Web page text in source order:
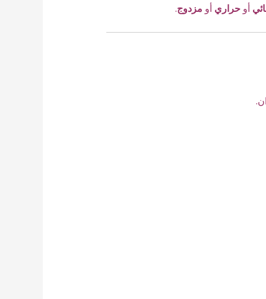
أوحراري أو مزدوج.